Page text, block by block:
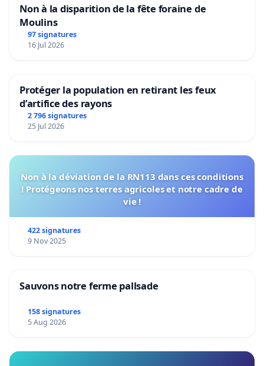
Non à la disparition de la fête foraine de
Moulins
97 signatures
16 Jul 2026
Protéger la population en retirant les feux
d’artifice des rayons
2 796 signatures
25 Jul 2026
Non à la déviation de la RN113 dans ces conditions
! Protégeons nos terres agricoles et notre cadre de
vie !
422 signatures
9 Nov 2025
Sauvons notre ferme pallsade
158 signatures
5 Aug 2026